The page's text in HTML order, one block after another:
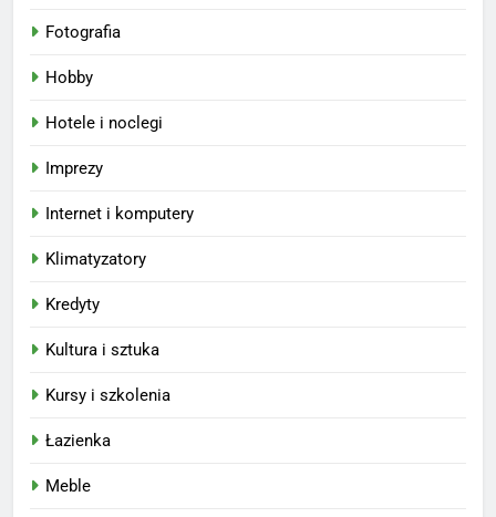
Fotografia
Hobby
Hotele i noclegi
Imprezy
Internet i komputery
Klimatyzatory
Kredyty
Kultura i sztuka
Kursy i szkolenia
Łazienka
Meble